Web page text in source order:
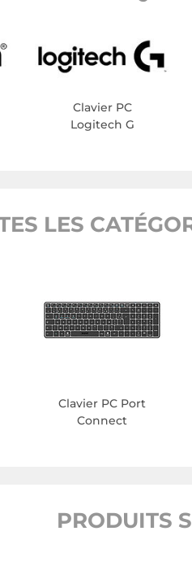
Clavier PC
Logitech G
LES
Clavier PC Port
Connect
PRODUITS